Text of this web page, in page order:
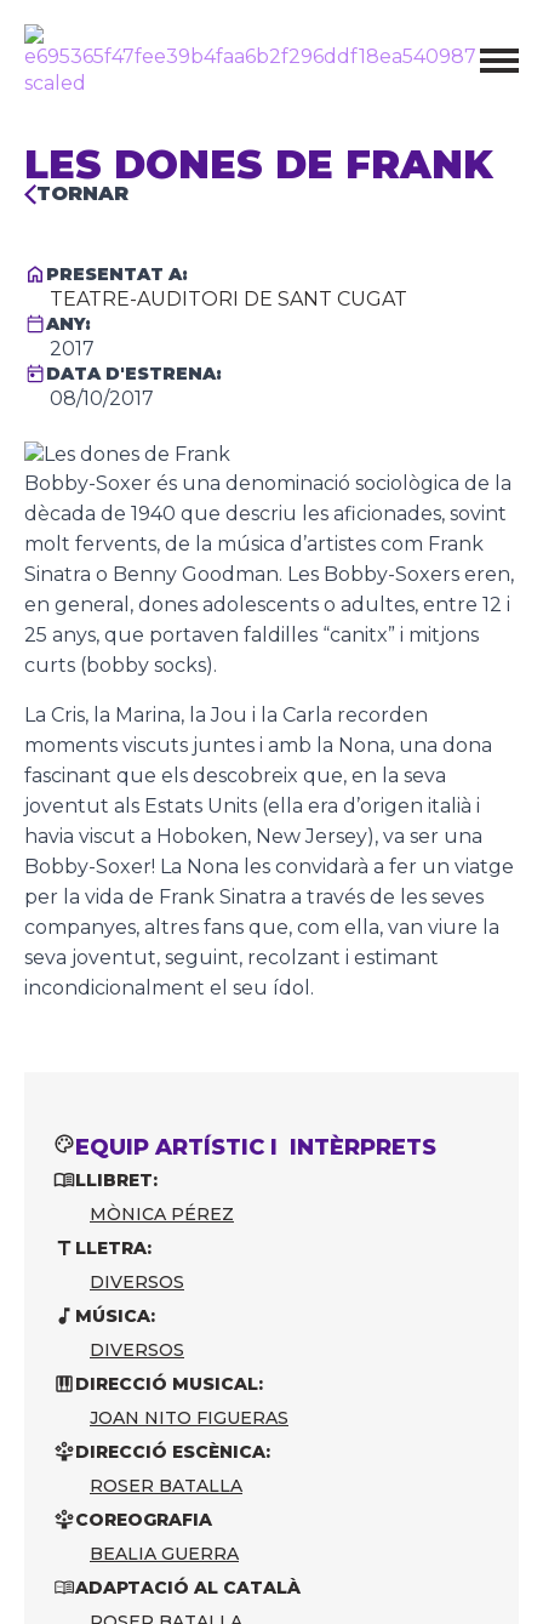
LES DONES DE FRANK
TORNAR
PRESENTAT A:
TEATRE-AUDITORI DE SANT CUGAT
ANY:
2017
DATA D'ESTRENA:
08/10/2017
Bobby-Soxer és una denominació sociològica de la
dècada de 1940 que descriu les aficionades, sovint
molt fervents, de la música d’artistes com Frank
Sinatra o Benny Goodman. Les Bobby-Soxers eren,
en general, dones adolescents o adultes, entre 12 i
25 anys, que portaven faldilles “canitx” i mitjons
curts (bobby socks).
La Cris, la Marina, la Jou i la Carla recorden
moments viscuts juntes i amb la Nona, una dona
fascinant que els descobreix que, en la seva
joventut als Estats Units (ella era d’origen italià i
havia viscut a Hoboken, New Jersey), va ser una
Bobby-Soxer! La Nona les convidarà a fer un viatge
per la vida de Frank Sinatra a través de les seves
companyes, altres fans que, com ella, van viure la
seva joventut, seguint, recolzant i estimant
incondicionalment el seu ídol.
EQUIP ARTÍSTIC I INTÈRPRETS
LLIBRET:
MÒNICA PÉREZ
LLETRA:
DIVERSOS
MÚSICA:
DIVERSOS
DIRECCIÓ MUSICAL:
JOAN NITO FIGUERAS
DIRECCIÓ ESCÈNICA:
ROSER BATALLA
COREOGRAFIA
BEALIA GUERRA
ADAPTACIÓ AL CATALÀ